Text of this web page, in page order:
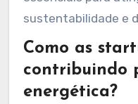
rede. A
consumo. Além
biocombustíveis
reduzir emissões.